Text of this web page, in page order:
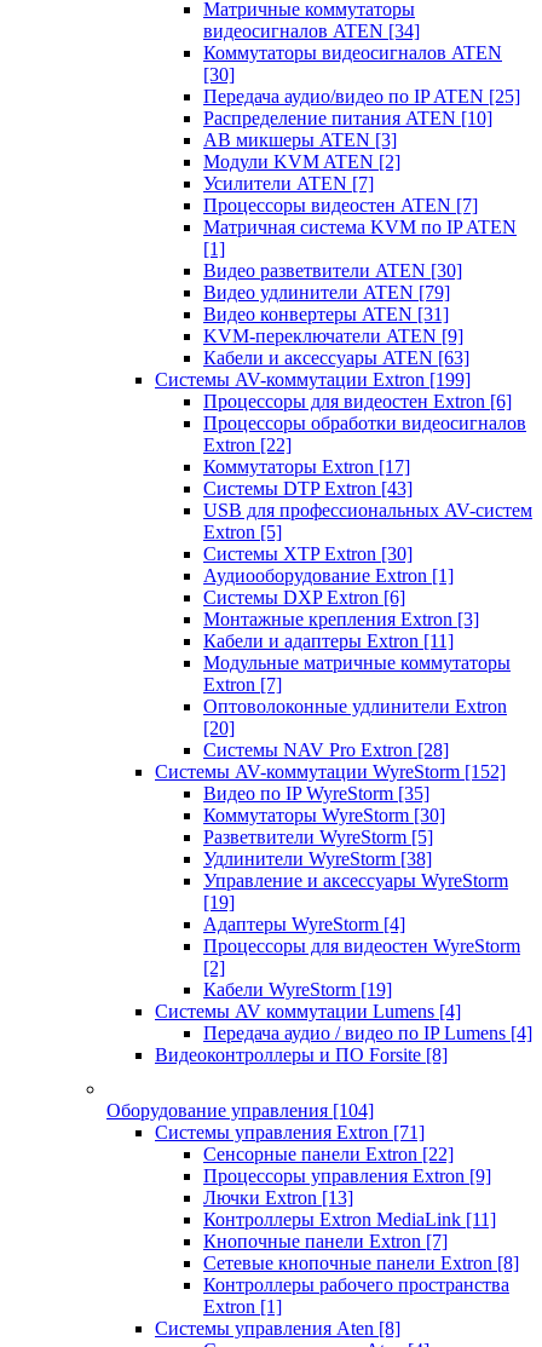
Матричные коммутаторы
видеосигналов ATEN [34]
Коммутаторы видеосигналов ATEN
[30]
Передача аудио/видео по IP ATEN [25]
Распределение питания ATEN [10]
АВ микшеры ATEN [3]
Модули KVM ATEN [2]
Усилители ATEN [7]
Процессоры видеостен ATEN [7]
Матричная система KVM по IP ATEN
[1]
Видео разветвители ATEN [30]
Видео удлинители ATEN [79]
Видео конвертеры ATEN [31]
KVM-переключатели ATEN [9]
Кабели и аксессуары ATEN [63]
Системы AV-коммутации Extron [199]
Процессоры для видеостен Extron [6]
Процессоры обработки видеосигналов
Extron [22]
Коммутаторы Extron [17]
Системы DTP Extron [43]
USB для профессиональных AV-систем
Extron [5]
Системы XTP Extron [30]
Аудиооборудование Extron [1]
Системы DXP Extron [6]
Монтажные крепления Extron [3]
Кабели и адаптеры Extron [11]
Модульные матричные коммутаторы
Extron [7]
Оптоволоконные удлинители Extron
[20]
Системы NAV Pro Extron [28]
Системы AV-коммутации WyreStorm [152]
Видео по IP WyreStorm [35]
Коммутаторы WyreStorm [30]
Разветвители WyreStorm [5]
Удлинители WyreStorm [38]
Управление и аксессуары WyreStorm
[19]
Адаптеры WyreStorm [4]
Процессоры для видеостен WyreStorm
[2]
Кабели WyreStorm [19]
Системы AV коммутации Lumens [4]
Передача аудио / видео по IP Lumens [4]
Видеоконтроллеры и ПО Forsite [8]
Оборудование управления [104]
Системы управления Extron [71]
Сенсорные панели Extron [22]
Процессоры управления Extron [9]
Лючки Extron [13]
Контроллеры Extron MediaLink [11]
Кнопочные панели Extron [7]
Сетевые кнопочные панели Extron [8]
Контроллеры рабочего пространства
Extron [1]
Системы управления Aten [8]